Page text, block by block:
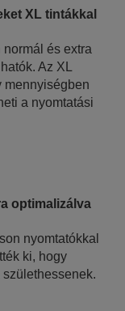
XL tintákkal
és extra
Az XL
mennyiségben
a nyomtatási
optimalizálva
nyomtatókkal
ki, hogy